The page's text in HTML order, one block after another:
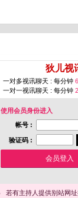
狄儿视
一对多视讯聊天 : 每分钟 6
一对一视讯聊天 : 每分钟
使用会员身份进入
帐号 :
验证码 :
若有主持人提供别站网